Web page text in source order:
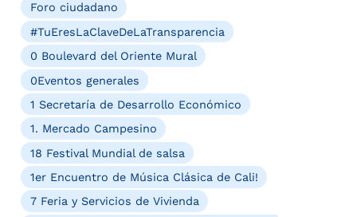
Foro ciudadano
#TuEresLaClaveDeLaTransparencia
0 Boulevard del Oriente Mural
0Eventos generales
1 Secretaría de Desarrollo Económico
1. Mercado Campesino
18 Festival Mundial de salsa
1er Encuentro de Música Clásica de Cali!
7 Feria y Servicios de Vivienda